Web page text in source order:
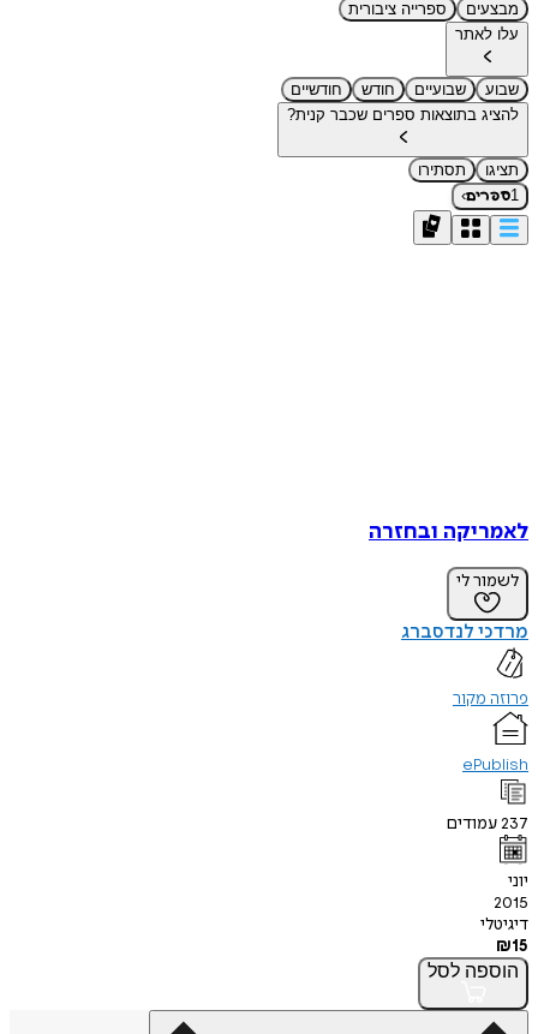
מבצעים
ספרייה ציבורית
עלו לאתר
שבוע שבועיים חודש
חודשיים
להציג בתוצאות ספרים שכבר קנית?
תציגו
תסתירו
1ספרים›
לאמריקה ובחזרה
לשמור לי
מרדכי לנדסברג
פרוזה מקור
ePublish
237עמודים
יוני
2015
דיגיטלי
₪15
הוספה לסל